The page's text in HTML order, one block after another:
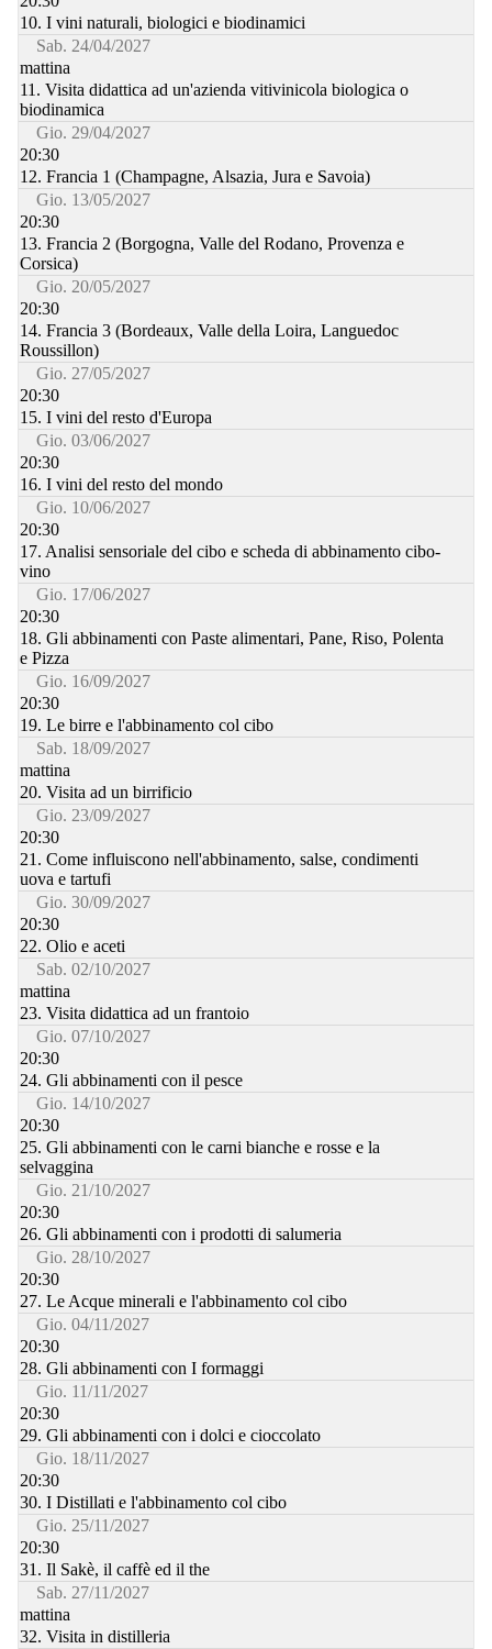
10. I vini naturali, biologici e biodinamici
Sab. 24/04/2027
mattina
11. Visita didattica ad un'azienda vitivinicola biologica o
biodinamica
Gio. 29/04/2027
20:30
12. Francia 1 (Champagne, Alsazia, Jura e Savoia)
Gio. 13/05/2027
20:30
13. Francia 2 (Borgogna, Valle del Rodano, Provenza e
Corsica)
Gio. 20/05/2027
20:30
14. Francia 3 (Bordeaux, Valle della Loira, Languedoc
Roussillon)
Gio. 27/05/2027
20:30
15. I vini del resto d'Europa
Gio. 03/06/2027
20:30
16. I vini del resto del mondo
Gio. 10/06/2027
20:30
17. Analisi sensoriale del cibo e scheda di abbinamento cibo-
vino
Gio. 17/06/2027
20:30
18. Gli abbinamenti con Paste alimentari, Pane, Riso, Polenta
e Pizza
Gio. 16/09/2027
20:30
19. Le birre e l'abbinamento col cibo
Sab. 18/09/2027
mattina
20. Visita ad un birrificio
Gio. 23/09/2027
20:30
21. Come influiscono nell'abbinamento, salse, condimenti
uova e tartufi
Gio. 30/09/2027
20:30
22. Olio e aceti
Sab. 02/10/2027
mattina
23. Visita didattica ad un frantoio
Gio. 07/10/2027
20:30
24. Gli abbinamenti con il pesce
Gio. 14/10/2027
20:30
25. Gli abbinamenti con le carni bianche e rosse e la
selvaggina
Gio. 21/10/2027
20:30
26. Gli abbinamenti con i prodotti di salumeria
Gio. 28/10/2027
20:30
27. Le Acque minerali e l'abbinamento col cibo
Gio. 04/11/2027
20:30
28. Gli abbinamenti con I formaggi
Gio. 11/11/2027
20:30
29. Gli abbinamenti con i dolci e cioccolato
Gio. 18/11/2027
20:30
30. I Distillati e l'abbinamento col cibo
Gio. 25/11/2027
20:30
31. Il Sakè, il caffè ed il the
Sab. 27/11/2027
mattina
32. Visita in distilleria